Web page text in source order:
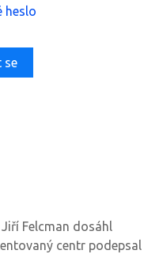
heslo
Felcman dosáhl
centr podepsal